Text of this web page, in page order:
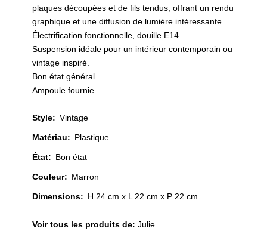
plaques découpées et de fils tendus, offrant un rendu
graphique et une diffusion de lumière intéressante.
Électrification fonctionnelle, douille E14.
Suspension idéale pour un intérieur contemporain ou
vintage inspiré.
Bon état général.
Ampoule fournie.
Style: Vintage
Matériau: Plastique
État: Bon état
Couleur: Marron
Dimensions: H 24 cm x L 22 cm x P 22 cm
Voir tous les produits de: Julie